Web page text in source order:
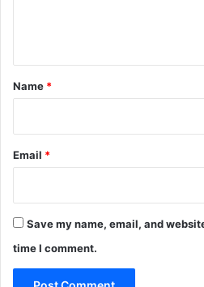
*
Name *
Email *
Save my name, email, and
time I comment.